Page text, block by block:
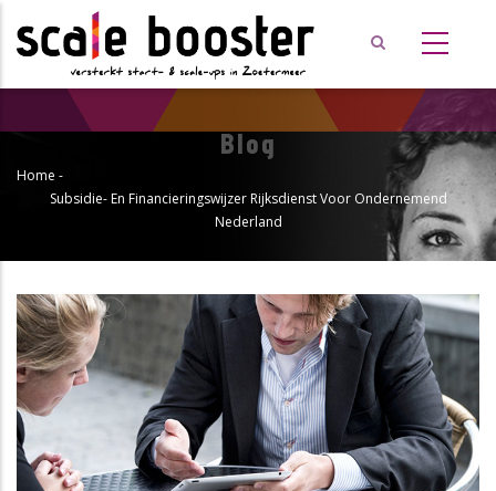
en
Blog
Kruimelpad
Home -
Subsidie- En Financieringswijzer Rijksdienst Voor Ondernemend
Nederland